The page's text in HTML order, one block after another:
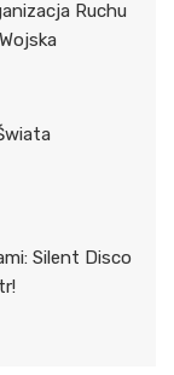
Ruchu
Silent Disco